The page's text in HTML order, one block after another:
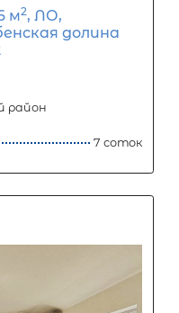
банками-
и не является
и предоставления
к менеджерам нашей
д. 15 тел. +7(812) 200-4000 )